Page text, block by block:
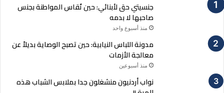
جنسيتي حق لأبنائي: حين تُقاس المواطنة بجنس
صاحبها لا بدمه
منذ أسبوع واحد
مدونة اللباس النيابية: حين تصبح الوصاية بديلاً عن
معالجة الأزمات
منذ أسبوعين
نواب أردنيون منشغلون جدا بملابس الشباب هذه